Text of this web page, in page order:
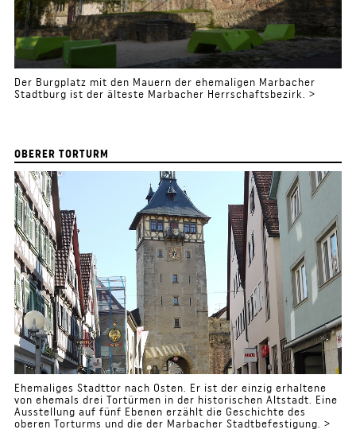
Der Burgplatz mit den Mauern der ehemaligen Marbacher
Stadtburg ist der älteste Marbacher Herrschaftsbezirk. >
OBERER TORTURM
Ehemaliges Stadttor nach Osten. Er ist der einzig erhaltene
von ehemals drei Tortürmen in der historischen Altstadt. Eine
Ausstellung auf fünf Ebenen erzählt die Geschichte des
oberen Torturms und die der Marbacher Stadtbefestigung. >